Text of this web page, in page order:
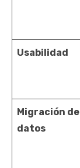
Usabilidad
Migración de
datos